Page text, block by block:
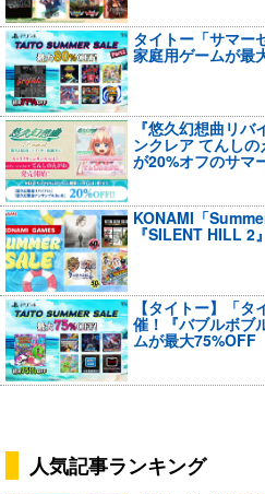
タイトー「サマー
家庭用ゲームが最
『悠久幻想曲リ
ンクレア てんし
が20%オフのサマ
KONAMI「
『SILENT HILL 2
【タイトー】「
催！『バブルボブ
ムが最大75%OFF
人気記事ランキング